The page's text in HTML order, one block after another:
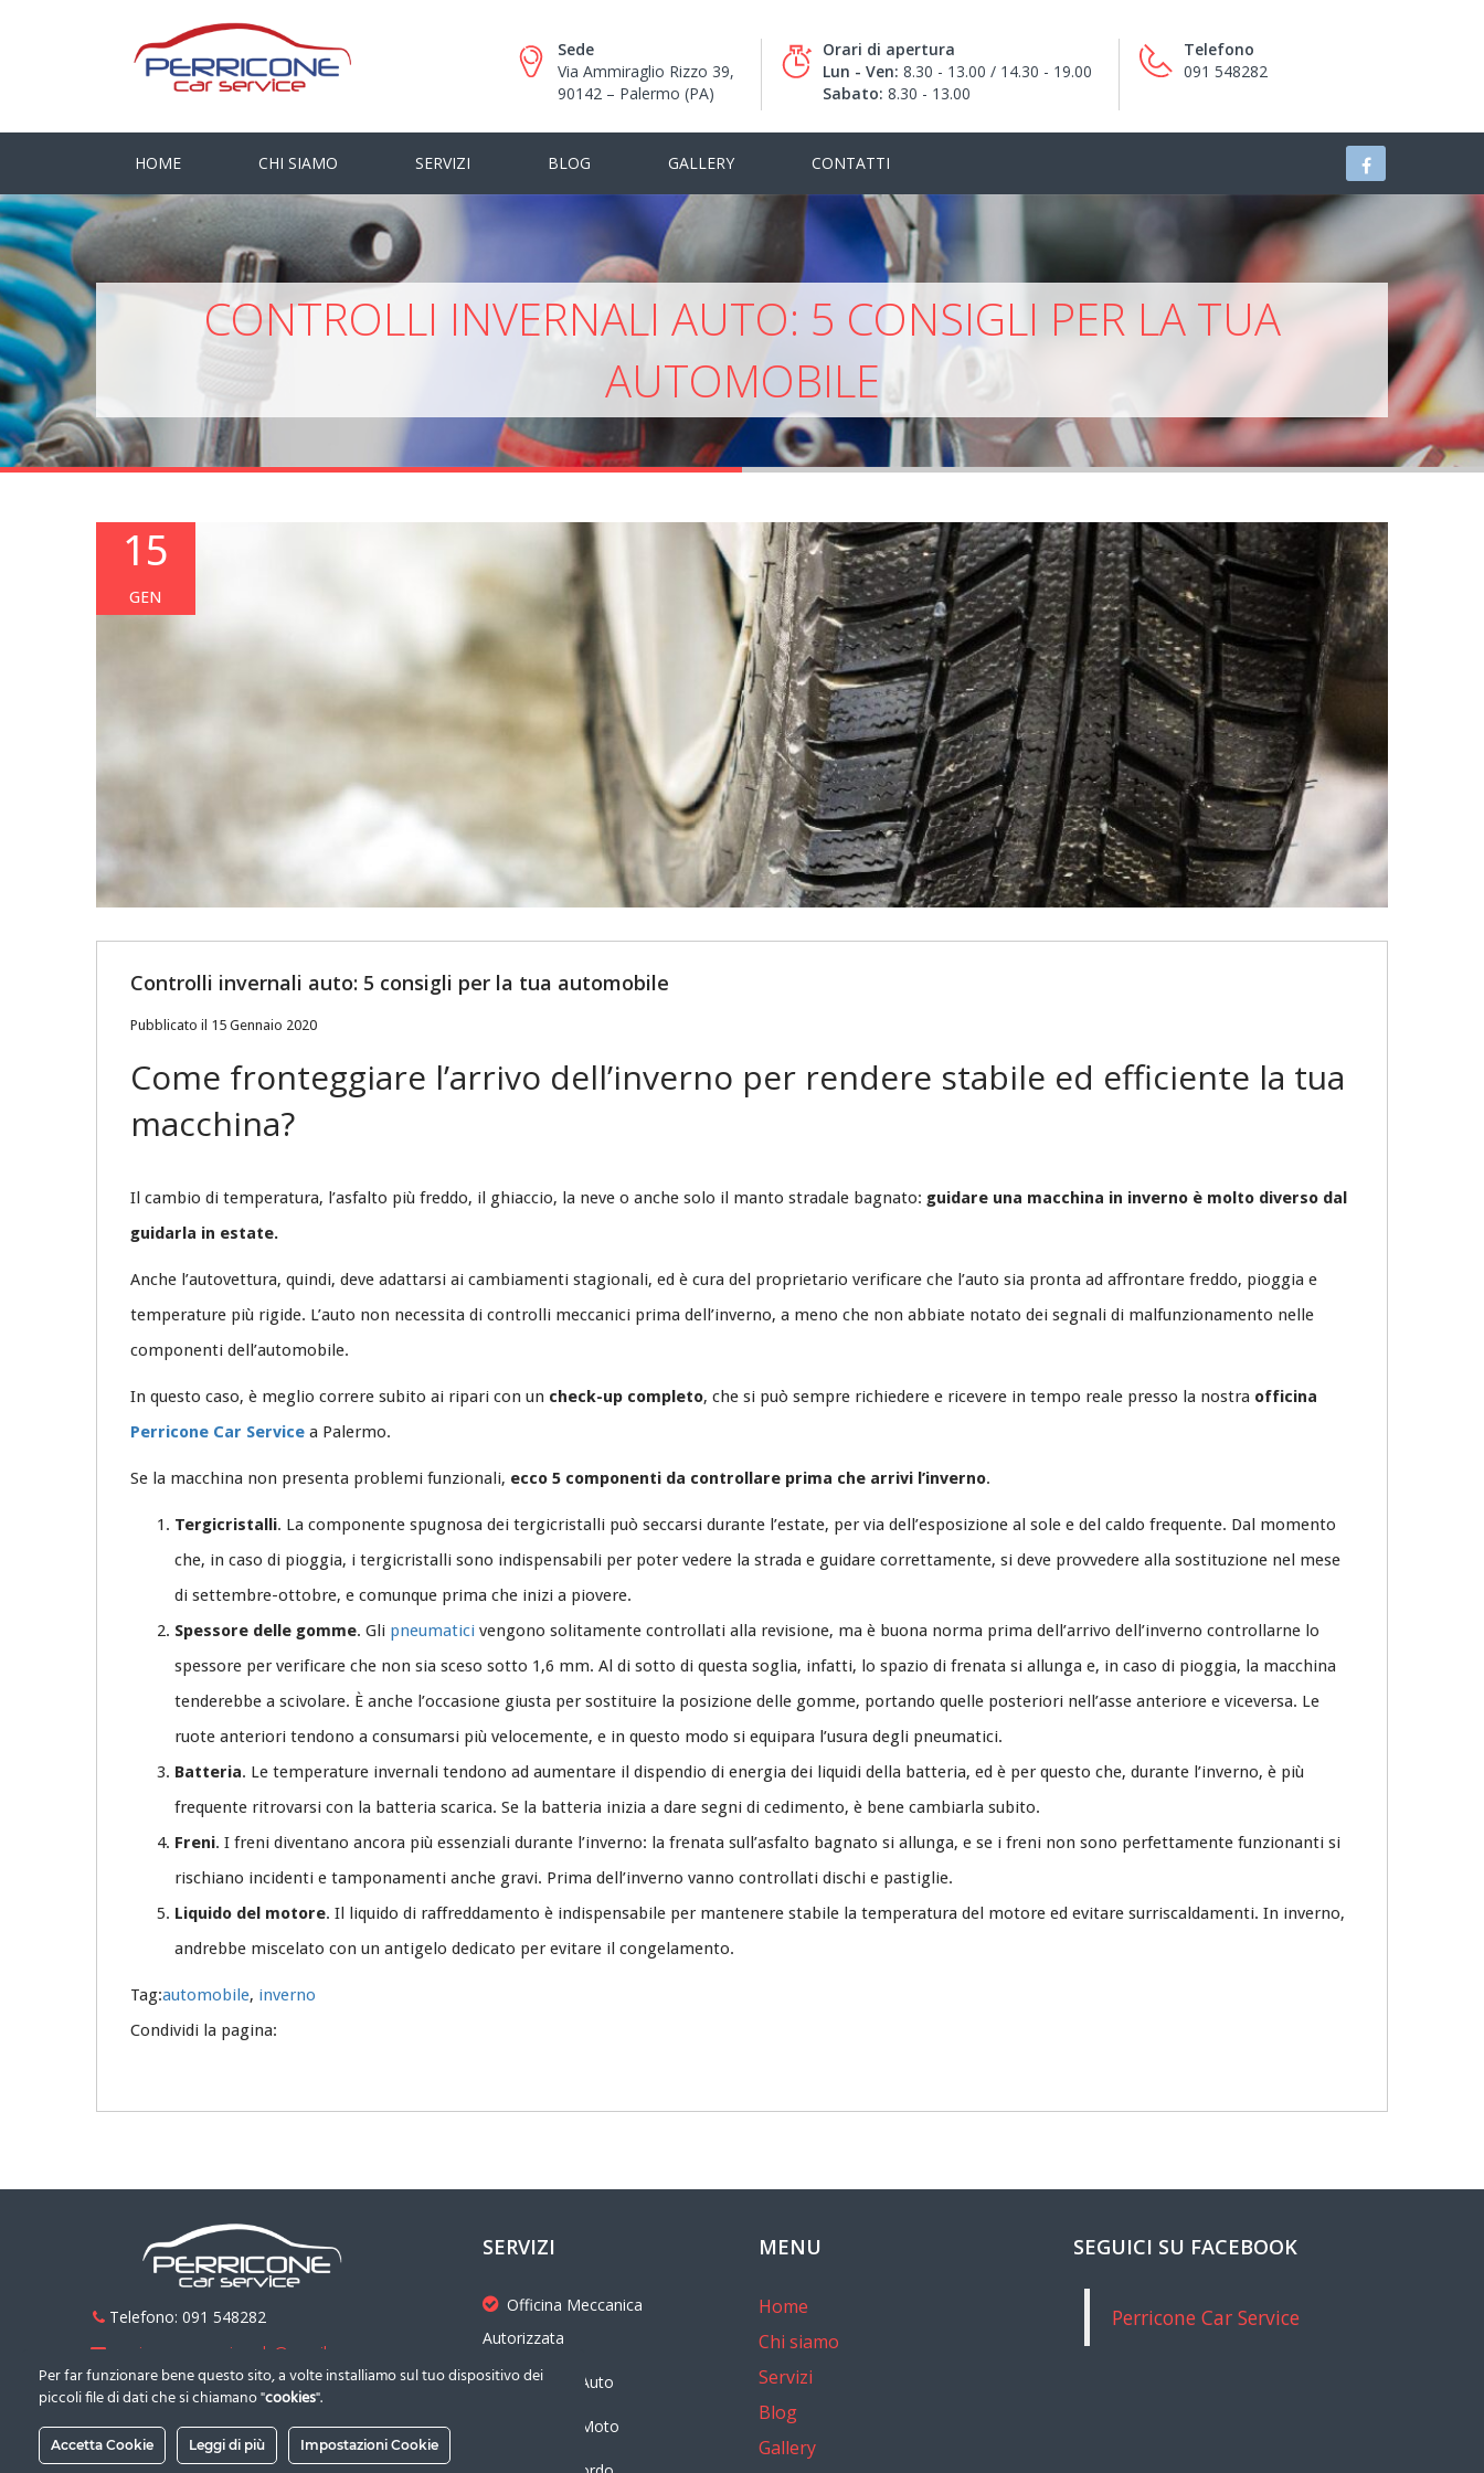
Sede
Via Ammiraglio Rizzo 39,
90142 – Palermo (PA)
Orari di apertura
Lun - Ven: 8.30 - 13.00 / 14.30 - 19.00
Sabato: 8.30 - 13.00
Telefono
091 548282
HOME CHI SIAMO SERVIZI BLOG GALLERY CONTATTI
CONTROLLI INVERNALI AUTO: 5 CONSIGLI PER LA TUA
AUTOMOBILE
15
GEN
Controlli invernali auto: 5 consigli per la tua automobile
Pubblicato il 15 Gennaio 2020
Come fronteggiare l’arrivo dell’inverno per rendere stabile ed efficiente la tua
macchina?
Il cambio di temperatura, l’asfalto più freddo, il ghiaccio, la neve o anche solo il manto stradale bagnato: guidare una macchina in inverno è molto diverso dal
guidarla in estate.
Anche l’autovettura, quindi, deve adattarsi ai cambiamenti stagionali, ed è cura del proprietario verificare che l’auto sia pronta ad affrontare freddo, pioggia e
temperature più rigide. L’auto non necessita di controlli meccanici prima dell’inverno, a meno che non abbiate notato dei segnali di malfunzionamento nelle
componenti dell’automobile.
In questo caso, è meglio correre subito ai ripari con un check-up completo, che si può sempre richiedere e ricevere in tempo reale presso la nostra officina
Perricone Car Service a Palermo.
Se la macchina non presenta problemi funzionali, ecco 5 componenti da controllare prima che arrivi l’inverno.
Tergicristalli. La componente spugnosa dei tergicristalli può seccarsi durante l’estate, per via dell’esposizione al sole e del caldo frequente. Dal momento
che, in caso di pioggia, i tergicristalli sono indispensabili per poter vedere la strada e guidare correttamente, si deve provvedere alla sostituzione nel mese
di settembre-ottobre, e comunque prima che inizi a piovere.
Spessore delle gomme. Gli pneumatici vengono solitamente controllati alla revisione, ma è buona norma prima dell’arrivo dell’inverno controllarne lo
spessore per verificare che non sia sceso sotto 1,6 mm. Al di sotto di questa soglia, infatti, lo spazio di frenata si allunga e, in caso di pioggia, la macchina
tenderebbe a scivolare. È anche l’occasione giusta per sostituire la posizione delle gomme, portando quelle posteriori nell’asse anteriore e viceversa. Le
ruote anteriori tendono a consumarsi più velocemente, e in questo modo si equipara l’usura degli pneumatici.
Batteria. Le temperature invernali tendono ad aumentare il dispendio di energia dei liquidi della batteria, ed è per questo che, durante l’inverno, è più
frequente ritrovarsi con la batteria scarica. Se la batteria inizia a dare segni di cedimento, è bene cambiarla subito.
Freni. I freni diventano ancora più essenziali durante l’inverno: la frenata sull’asfalto bagnato si allunga, e se i freni non sono perfettamente funzionanti si
rischiano incidenti e tamponamenti anche gravi. Prima dell’inverno vanno controllati dischi e pastiglie.
Liquido del motore. Il liquido di raffreddamento è indispensabile per mantenere stabile la temperatura del motore ed evitare surriscaldamenti. In inverno,
andrebbe miscelato con un antigelo dedicato per evitare il congelamento.
Tag:automobile, inverno
Condividi la pagina:
Telefono: 091 548282
perriconecarservicesrls@gmail.com
Indirizzo: Via Ammiraglio Rizzo 39
(zona Fiera del Mediterraneo)
90142 - Palermo (PA)
SERVIZI
Officina Meccanica
Autorizzata
Revisione Auto
Revisione Moto
MENU
Home
Chi siamo
Servizi
Blog
Gallery
SEGUICI SU FACEBOOK
Perricone Car Service
Per far funzionare bene questo sito, a volte installiamo sul tuo dispositivo dei
piccoli file di dati che si chiamano "cookies".
Accetta Cookie Leggi di più Impostazioni Cookie